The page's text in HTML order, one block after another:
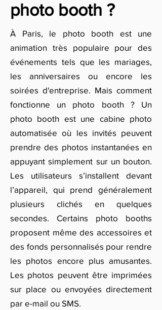
photo booth ?
À Paris, le photo booth est une
animation très populaire pour des
événements tels que les mariages,
les anniversaires ou encore les
soirées d'entreprise. Mais comment
fonctionne un photo booth ? Un
photo booth est une cabine photo
automatisée où les invités peuvent
prendre des photos instantanées en
appuyant simplement sur un bouton.
Les utilisateurs s’installent devant
l’appareil, qui prend généralement
plusieurs clichés en quelques
secondes. Certains photo booths
proposent même des accessoires et
des fonds personnalisés pour rendre
les photos encore plus amusantes.
Les photos peuvent être imprimées
sur place ou envoyées directement
par e-mail ou SMS.